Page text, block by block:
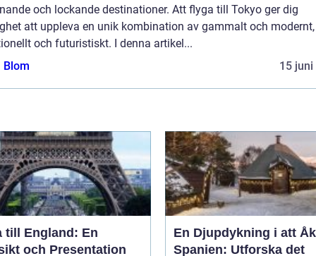
och lockande destinationer. Att flyga till Tokyo ger dig
att uppleva en unik kombination av gammalt och modernt,
och futuristiskt. I denna artikel...
Blom
15 juni
till England: En
och Presentation
En Djupdykning i att
Spanien: Utforska det